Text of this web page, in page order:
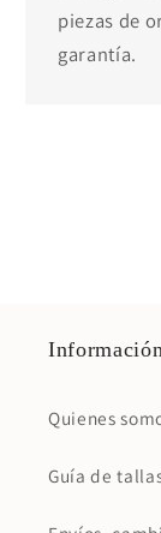
piezas de
garantía.
Información
Quienes
Guía de